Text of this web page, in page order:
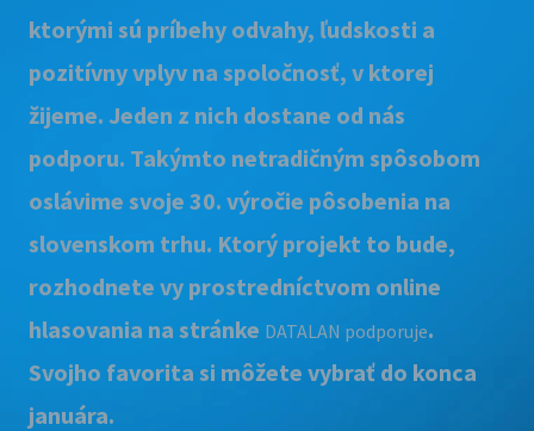
ktorými sú príbehy odvahy, ľudskosti a
pozitívny vplyv na spoločnosť, v ktorej
žijeme. Jeden z nich dostane od nás
podporu. Takýmto netradičným spôsobom
oslávime svoje 30. výročie pôsobenia na
slovenskom trhu. Ktorý projekt to bude,
rozhodnete vy prostredníctvom online
hlasovania na stránke DATALAN podporuje.
Svojho favorita si môžete vybrať do konca
januára.